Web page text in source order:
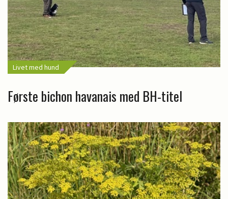
Livet med hund
Første bichon havanais med BH-titel